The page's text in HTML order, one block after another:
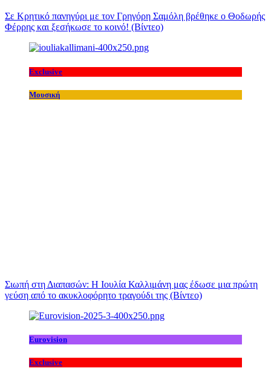
Σε Κρητικό πανηγύρι με τον Γρηγόρη Σαμόλη βρέθηκε ο Θοδωρής
Φέρρης και ξεσήκωσε το κοινό! (Βίντεο)
Exclusive
Μουσική
Σιωπή στη Διαπασών: Η Ιουλία Καλλιμάνη μας έδωσε μια πρώτη
γεύση από το ακυκλοφόρητο τραγούδι της (Βίντεο)
Eurovision
Exclusive